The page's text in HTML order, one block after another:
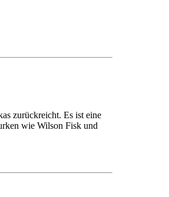
zurückreicht. Es ist eine
wie Wilson Fisk und